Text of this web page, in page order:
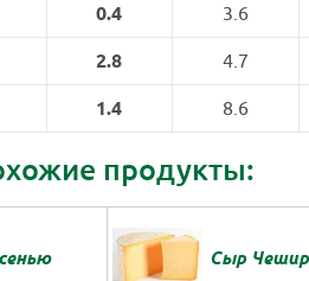
0.4 3.6
2.8 4.7
1.4 8.6
продукты:
Сыр Чешир